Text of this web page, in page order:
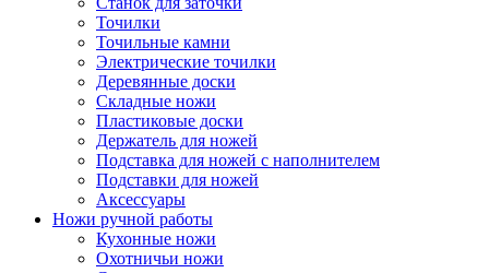
Точилки
Точильные камни
Электрические точилки
Деревянные доски
Складные ножи
Пластиковые доски
Держатель для ножей
Подставка для ножей с наполнителем
Подставки для ножей
Аксессуары
Ножи ручной работы
Кухонные ножи
Охотничьи ножи